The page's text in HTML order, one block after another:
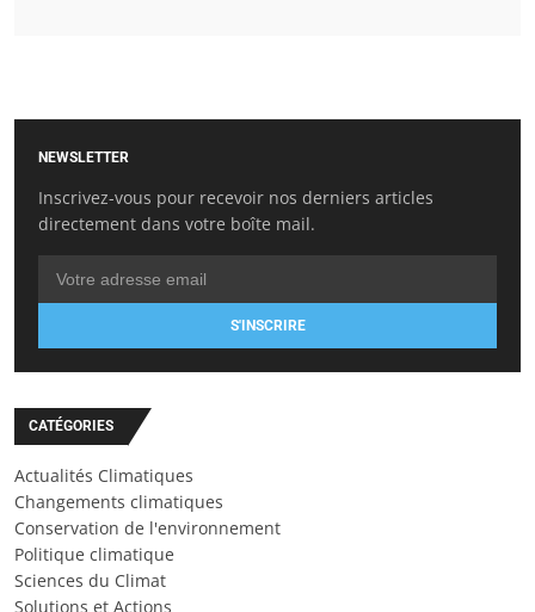
NEWSLETTER
Inscrivez-vous pour recevoir nos derniers articles
directement dans votre boîte mail.
S'INSCRIRE
CATÉGORIES
Actualités Climatiques
Changements climatiques
Conservation de l'environnement
Politique climatique
Sciences du Climat
Solutions et Actions